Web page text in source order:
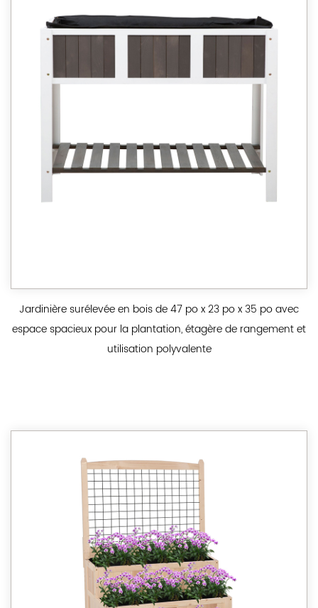
Jardinière surélevée en bois de 47 po x 23 po x 35 po avec
espace spacieux pour la plantation, étagère de rangement et
utilisation polyvalente